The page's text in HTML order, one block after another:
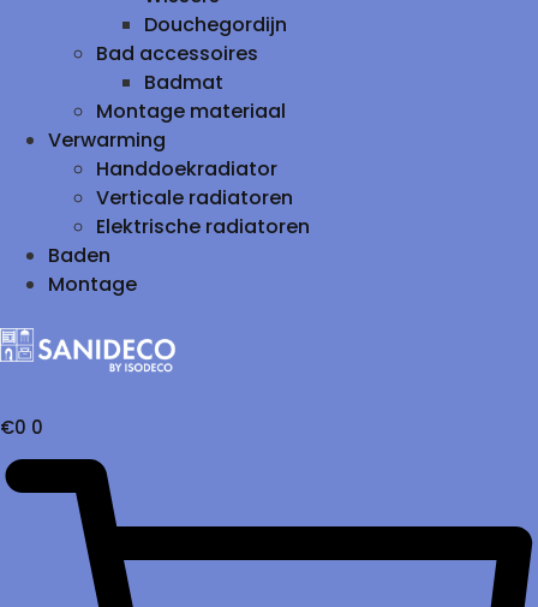
Douchegordijn
Bad accessoires
Badmat
Montage materiaal
Verwarming
Handdoekradiator
Verticale radiatoren
Elektrische radiatoren
Baden
Montage
€0 0